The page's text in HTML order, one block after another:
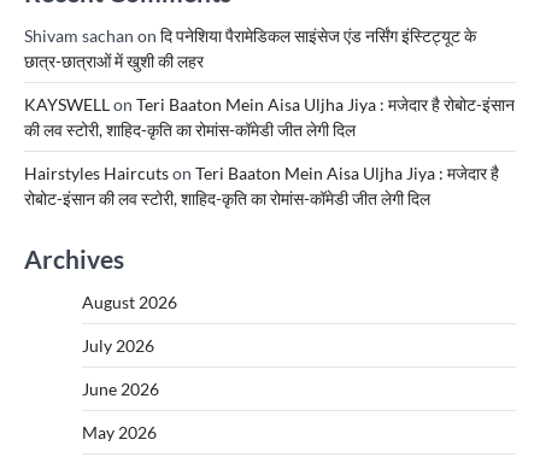
Shivam sachan on दि पनेशिया पैरामेडिकल साइंसेज एंड नर्सिंग इंस्टिट्यूट के
छात्र-छात्राओं में खुशी की लहर
KAYSWELLon Teri Baaton Mein Aisa Uljha Jiya : मजेदार है रोबोट-इंसान
की लव स्टोरी, शाहिद-कृति का रोमांस-कॉमेडी जीत लेगी दिल
Hairstyles Haircutson Teri Baaton Mein Aisa Uljha Jiya : मजेदार है
रोबोट-इंसान की लव स्टोरी, शाहिद-कृति का रोमांस-कॉमेडी जीत लेगी दिल
Archives
August 2026
July 2026
June 2026
May 2026